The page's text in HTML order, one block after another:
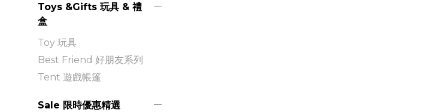
Toys &Gifts 玩具 & 禮
盒
Toy 玩具
Best Friend 好朋友系列
Tent 遊戲帳篷
Sale 限時優惠精選